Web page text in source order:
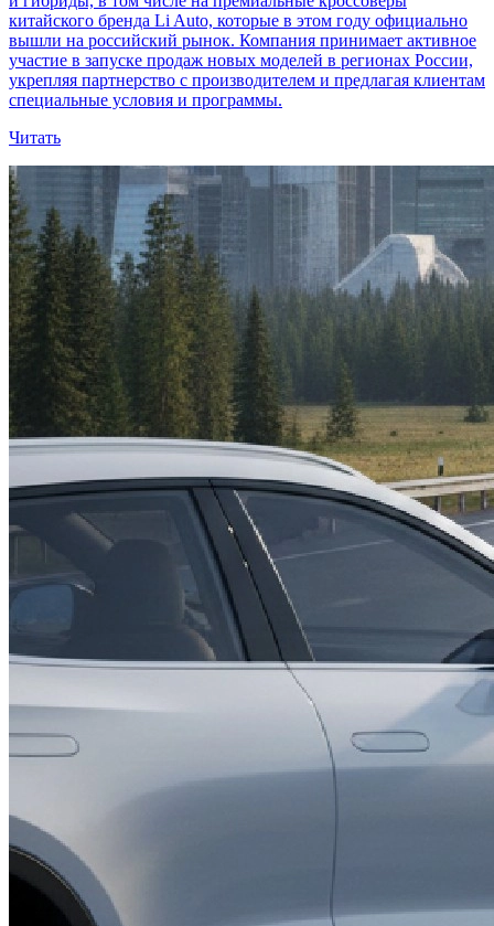
китайского бренда Li Auto, которые в этом году официально
вышли на российский рынок. Компания принимает активное
участие в запуске продаж новых моделей в регионах России,
укрепляя партнерство с производителем и предлагая клиентам
специальные условия и программы.
Читать